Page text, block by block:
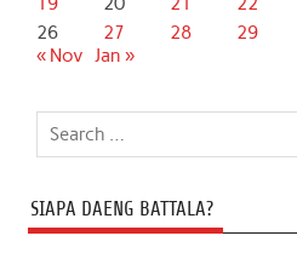
26
27 28 29
« Nov Jan »
SIAPA DAENG BATTALA?